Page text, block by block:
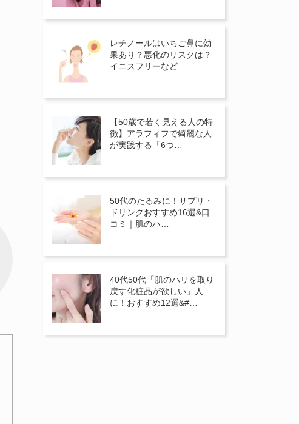
レチノールはいちご鼻に効
果あり？悪化のリスクは？
イニスフリーなど…
【50歳で若く見える人の特
徴】アラフィフで綺麗な人
が実践する「6つ…
50代のたるみに！サプリ・
ドリンクおすすめ16選&口
コミ｜肌のハ…
40代50代「肌のハリを取り
戻す化粧品が欲しい」人
に！おすすめ12選&#…